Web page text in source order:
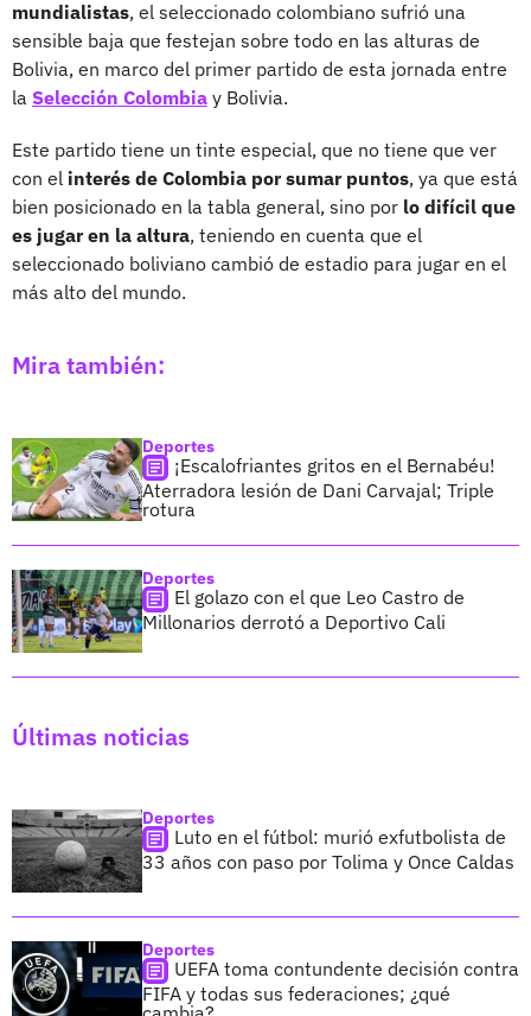
mundialistas, el seleccionado colombiano sufrió una
sensible baja que festejan sobre todo en las alturas de
Bolivia, en marco del primer partido de esta jornada entre
la Selección Colombia y Bolivia.
Este partido tiene un tinte especial, que no tiene que ver
con el interés de Colombia por sumar puntos, ya que está
bien posicionado en la tabla general, sino por lo difícil que
es jugar en la altura, teniendo en cuenta que el
seleccionado boliviano cambió de estadio para jugar en el
más alto del mundo.
Mira también:
Deportes
¡Escalofriantes gritos en el Bernabéu!
Aterradora lesión de Dani Carvajal; Triple
rotura
Deportes
El golazo con el que Leo Castro de
Millonarios derrotó a Deportivo Cali
Últimas noticias
Deportes
Luto en el fútbol: murió exfutbolista de
33 años con paso por Tolima y Once Caldas
Deportes
UEFA toma contundente decisión contra
FIFA y todas sus federaciones; ¿qué